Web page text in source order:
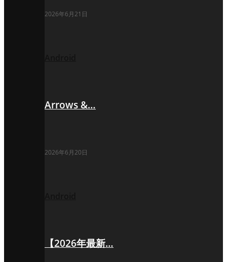
2026年6月21日
Arrows &…
2026年6月20日
【2026年最新…